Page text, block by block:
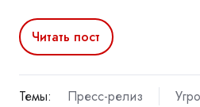
Читать пост
Темы: Пресс-релиз